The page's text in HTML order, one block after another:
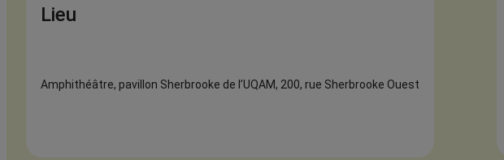
Lieu
Amphithéâtre, pavillon Sherbrooke de l’UQAM, 200, rue Sherbrooke Ouest